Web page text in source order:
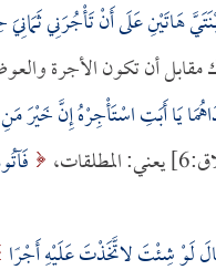
هَاتَيْنِ عَلَى أَنْ تَأْجُرَنِي
أن تكون الأجرة
يَا أَبَتِ اسْتَأْجِرْهُ إِنَّ خَيْرَ
لَوْ شِئْتَ لاتَّخَذْتَ عَلَيْهِ أَجْرًا